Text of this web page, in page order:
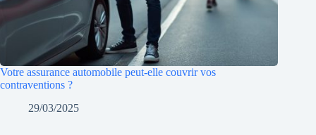
Votre assurance automobile peut-elle couvrir vos
contraventions ?
29/03/2025